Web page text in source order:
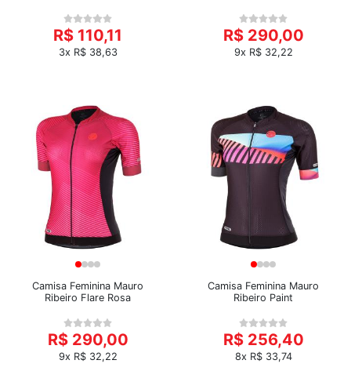
R$ 110,11
3x R$ 38,63
R$ 290,00
9x R$ 32,22
Camisa Feminina Mauro
Ribeiro Flare Rosa
R$ 290,00
9x R$ 32,22
Camisa Feminina Mauro
Ribeiro Paint
R$ 256,40
8x R$ 33,74